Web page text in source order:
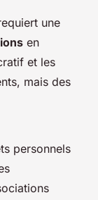
une
en
et les
mais des
personnels